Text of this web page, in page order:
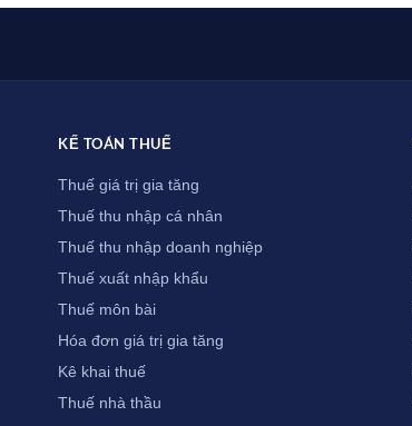
KẾ TOÁN THUẾ
Thuế giá trị gia tăng
Thuế thu nhập cá nhân
Thuế thu nhập doanh nghiệp
Thuế xuất nhập khẩu
Thuế môn bài
Hóa đơn giá trị gia tăng
Kê khai thuế
Thuế nhà thầu